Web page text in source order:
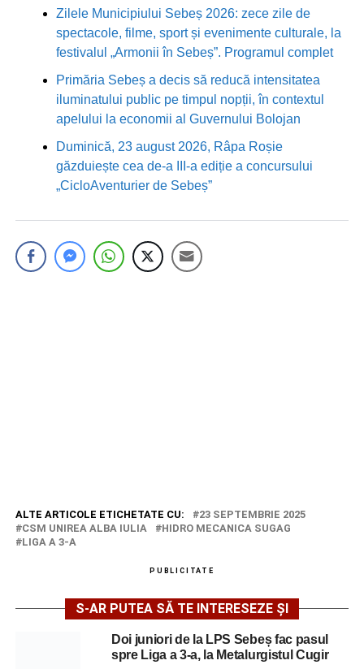
Zilele Municipiului Sebeș 2026: zece zile de
spectacole, filme, sport și evenimente culturale, la
festivalul „Armonii în Sebeș”. Programul complet
Primăria Sebeș a decis să reducă intensitatea
iluminatului public pe timpul nopții, în contextul
apelului la economii al Guvernului Bolojan
Duminică, 23 august 2026, Râpa Roșie
găzduiește cea de-a III-a ediție a concursului
„CicloAventurier de Sebeș”
ALTE ARTICOLE ETICHETATE CU:
23 SEPTEMBRIE 2025
CSM UNIREA ALBA IULIA
HIDRO MECANICA SUGAG
LIGA A 3-A
PUBLICITATE
S-AR PUTEA SĂ TE INTERESEZE ȘI
Doi juniori de la LPS Sebeș fac pasul
spre Liga a 3-a, la Metalurgistul Cugir